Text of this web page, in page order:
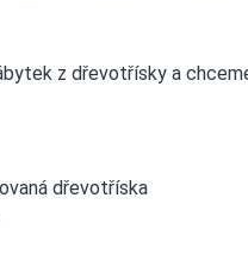
z dřevotřísky a
dřevotříska